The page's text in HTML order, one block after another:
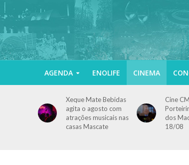
AGENDA ENOLIFE CINEMA
Xeque Mate Bebidas
agita o agosto com
atrações musicais nas
casas Mascate
Cine
dos
18/08